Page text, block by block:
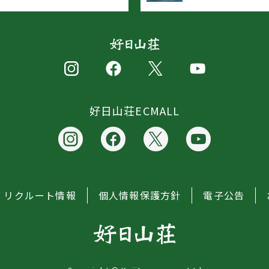
好日山荘ECMALL
リクルート情報 個人情報保護方針 電子公告